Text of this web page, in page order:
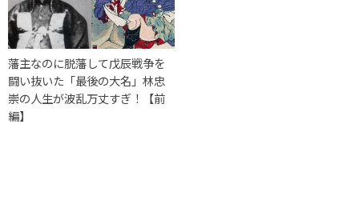
藩主なのに脱藩して戊辰戦争を
闘い抜いた「最後の大名」林忠
崇の人生が波乱万丈すぎ！【前
編】